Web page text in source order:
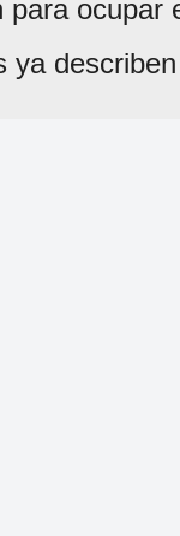
para ocupar
ya